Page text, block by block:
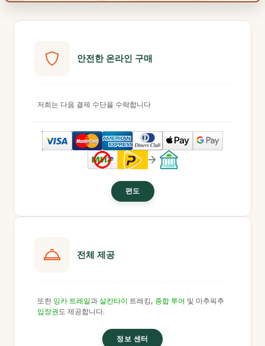
안전한 온라인 구매
저희는 다음 결제 수단을 수락합니다
편도
전체 제공
또한 잉카 트레일과 살칸타이 트레킹, 종합 투어 및 마추픽추
입장권도 제공합니다.
정보 센터